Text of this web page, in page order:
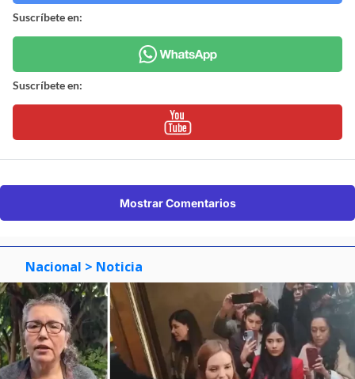
Suscríbete en:
Suscríbete en:
Mostrar Comentarios
Nacional > Noticia